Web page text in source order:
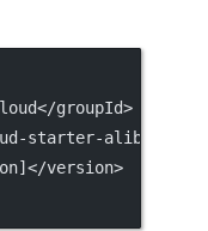
groupId>
starter-alibaba-
version>